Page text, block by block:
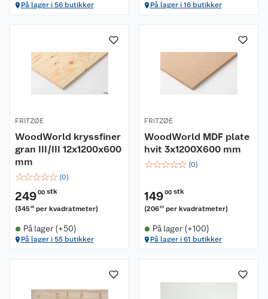
På lager i 56 butikker På lager i 16 butikker
FRITZØE
WoodWorld kryssfiner
gran III/III 12x1200x600
mm
☆☆☆☆☆ (0)
24900 stk
(34585 per kvadratmeter)
På lager (+50)
På lager i 55 butikker
FRITZØE
WoodWorld MDF plate
hvit 3x1200X600 mm
☆☆☆☆☆ (0)
14900 stk
(20695 per kvadratmeter)
På lager (+100)
På lager i 61 butikker